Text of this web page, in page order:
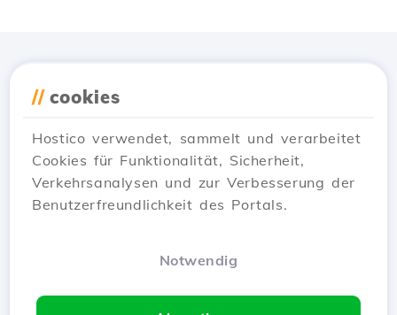
// cookies
Hostico verwendet, sammelt und verarbeitet
Cookies für Funktionalität, Sicherheit,
Verkehrsanalysen und zur Verbesserung der
Benutzerfreundlichkeit des Portals.
Notwendig